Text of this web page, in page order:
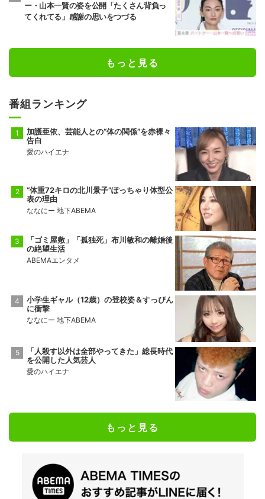
ー・山本一賢の姿を公開「たくさん背負っ
てくれてる」感謝の思いをつづる
もっと見る
番組ランキング
加護亜依、芸能人との“体の関係”を赤裸々
告白
愛のハイエナ
“体重72キロの北川景子”ぽっちゃり体型公
表の理由
ななにー 地下ABEMA
「ゴミ屋敷」「孤独死」布川敏和の離婚後
の絶望生活
ABEMAエンタメ
小学生ギャル（12歳）の登校姿＆すっぴん
に衝撃
ななにー 地下ABEMA
「人殺す以外は全部やってきた」総長時代
を公開した人気芸人
愛のハイエナ
もっと見る